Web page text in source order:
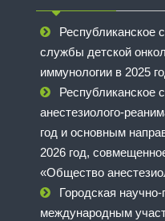
Республиканское
службы детской
иммунологии в 2025
Республиканское
анестезиолого-
год и основным
2026 год,
«Общество
Городская
международным